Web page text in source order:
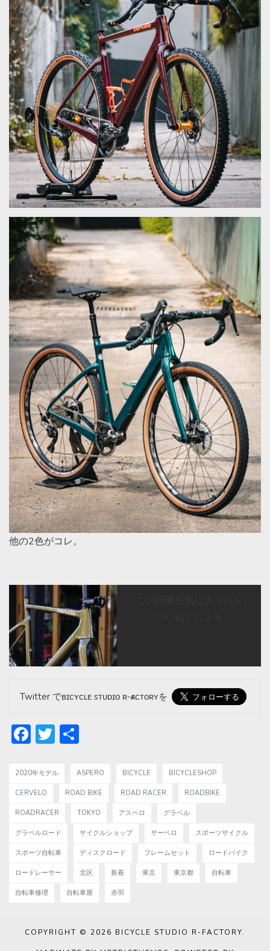
他の2色がコレ。
Twitter でʙɪᴄʏᴄʟᴇ sᴛᴜᴅɪᴏ ʀ-ғᴀᴄᴛᴏʀʏを
Facebook
Twitter
2020年モデル ASPERO BICYCLE BICYCLESHOP
CERVELO ROAD BIKE ROAD RACER ROADBIKE
ROADRACER TOKYO アスペロ グラベル
グラベルロード サイクルショップ サーベロ スポーツサイクル
スポーツ自転車 ディスクロード フレームセット ロードバイク
ロードレーサー 北区 新着 東京 東京都 自転車
自転車修理 自転車屋 赤羽
COPYRIGHT © 2026 BICYCLE STUDIO R-FACTORY.